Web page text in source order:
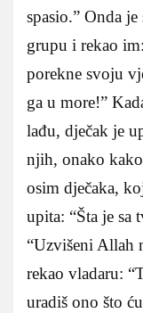
spasio.” Onda
grupu i rekao
porekne svoju
ga u more!”
lađu, dječak je
njih, onako
osim dječaka,
upita: “Šta je
“Uzvišeni Allah
rekao vladaru:
uradiš ono što